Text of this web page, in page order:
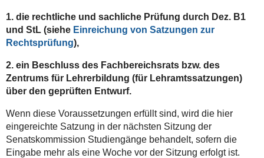
1. die rechtliche und sachliche Prüfung durch Dez. B1
und StL (siehe Einreichung von Satzungen zur
Rechtsprüfung),
2. ein Beschluss des Fachbereichsrats bzw. des
Zentrums für Lehrerbildung (für Lehramtssatzungen)
über den geprüften Entwurf.
Wenn diese Voraussetzungen erfüllt sind, wird die hier
eingereichte Satzung in der nächsten Sitzung der
Senatskommission Studiengänge behandelt, sofern die
Eingabe mehr als eine Woche vor der Sitzung erfolgt ist.